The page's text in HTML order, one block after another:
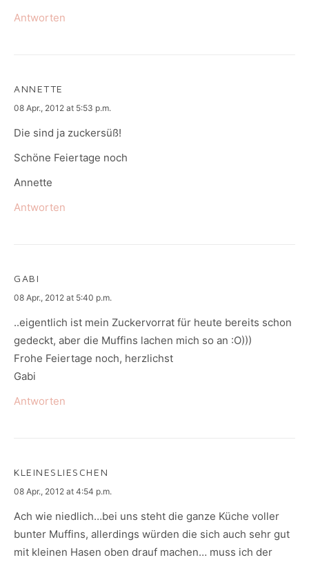
Antworten
ANNETTE
says:
08 Apr., 2012 at 5:53 p.m.
Die sind ja zuckersüß!
Schöne Feiertage noch
Annette
Antworten
GABI
says:
08 Apr., 2012 at 5:40 p.m.
..eigentlich ist mein Zuckervorrat für heute bereits schon
gedeckt, aber die Muffins lachen mich so an :O)))
Frohe Feiertage noch, herzlichst
Gabi
Antworten
KLEINESLIESCHEN
says:
08 Apr., 2012 at 4:54 p.m.
Ach wie niedlich…bei uns steht die ganze Küche voller
bunter Muffins, allerdings würden die sich auch sehr gut
mit kleinen Hasen oben drauf machen… muss ich der